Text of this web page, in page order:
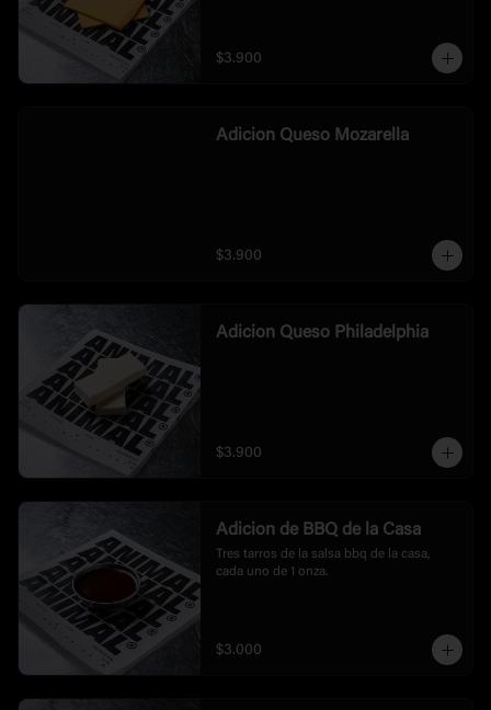
$3.900
Adicion Queso Mozarella
$3.900
Adicion Queso Philadelphia
$3.900
Adicion de BBQ de la Casa
Tres tarros de la salsa bbq de la casa,
cada uno de 1 onza.
$3.000